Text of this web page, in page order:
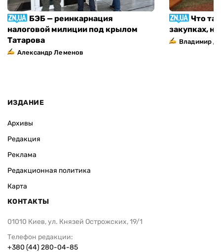
БЭБ — реинкарнация
налоговой милиции под крылом
Татарова
Александр Леменов
Что
закупках,
Владимир
ИЗДАНИЕ
Архивы
Редакция
Реклама
Редакционная политика
Карта
КОНТАКТЫ
01010 Киев, ул. Князей Острожских, 19/1
Телефон редакции:
+380 (44) 280-04-85